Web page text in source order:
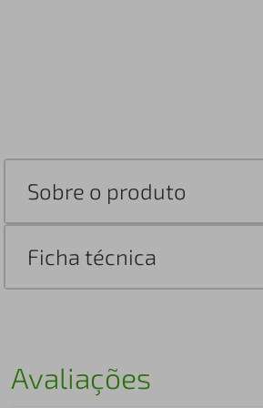
Sobre o produto
Ficha técnica
Avaliações